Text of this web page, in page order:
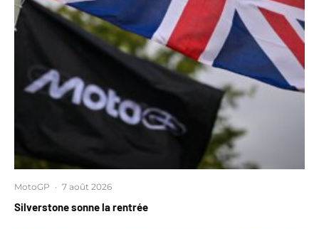
MotoGP · 7 août 2026
Silverstone sonne la rentrée